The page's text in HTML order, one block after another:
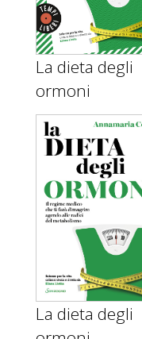
La dieta degli
ormoni
La dieta degli